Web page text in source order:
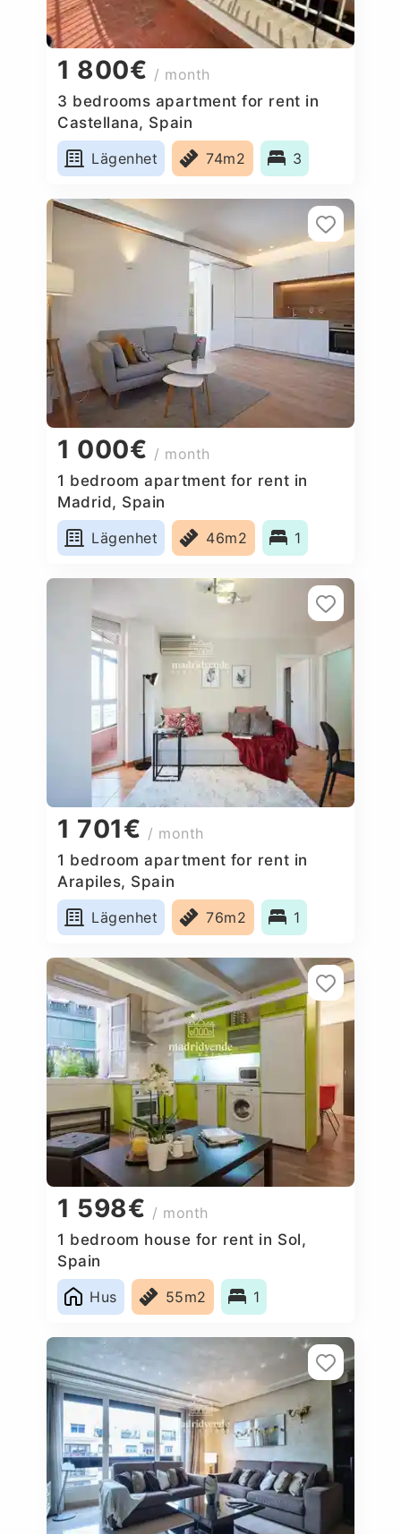
1 800€ / month
3 bedrooms apartment for rent in
Castellana, Spain
Lägenhet
74m2 3
1 000€ / month
1 bedroom apartment for rent in
Madrid, Spain
Lägenhet
46m2 1
1 701€ / month
1 bedroom apartment for rent in
Arapiles, Spain
Lägenhet
76m2 1
1 598€ / month
1 bedroom house for rent in Sol,
Spain
Hus
55m2 1